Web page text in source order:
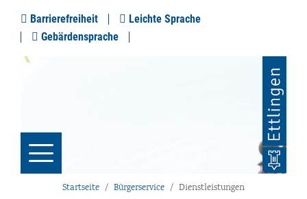
Barrierefreiheit
Leichte Sprache
Gebärdensprache
Startseite Bürgerservice Dienstleistungen